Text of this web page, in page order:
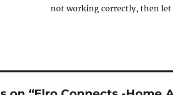
not working correctly, then let